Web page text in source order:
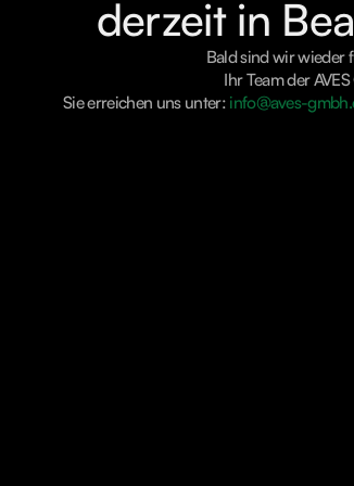
derzeit in
Bald sind wir wieder
Ihr Team der
Sie erreichen uns unter: info@aves-